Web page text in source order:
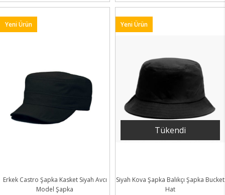
Erkek Castro Şapka Kasket Siyah Avcı
Model Şapka
Yeni Ürün
Tükendi
Siyah Kova Şapka Balıkçı Şapka Bucket
Hat
Yeni Ürün